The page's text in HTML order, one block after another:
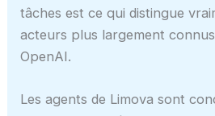
tâches est ce qui distingue
acteurs plus largement
OpenAI.
Les agents de Limova sont